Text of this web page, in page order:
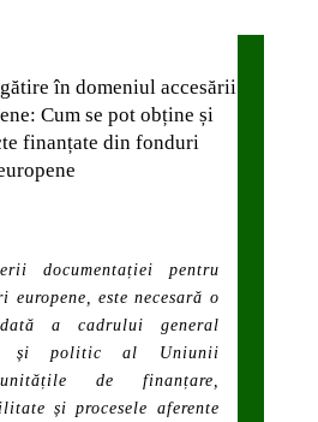
în domeniul accesării
Cum se pot obține și
finanțate din fonduri
documentației pentru
europene, este necesară o
a cadrului general
și politic al Uniunii
de finanțare,
și procesele aferente